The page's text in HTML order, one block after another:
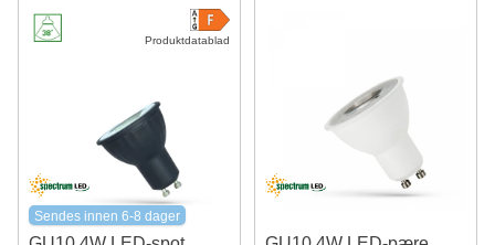
Produktdatablad
Sendes innen 6-8 dager